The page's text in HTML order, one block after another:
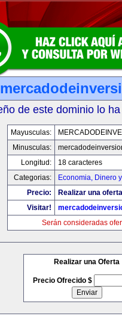
de este dominio lo
Mayusculas:
Minusculas:
Longitud:
18 caracteres
Categorias:
Economia, Dinero
Precio:
Realizar una
Visitar!
Serán consideradas
Realizar una Oferta
Precio Ofrecido $